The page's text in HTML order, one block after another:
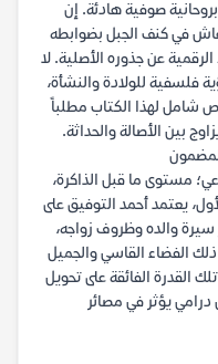
صوفية هادئة. إن
في كنف الجبل بضوابطه
عن جذوره الأصلية. لا
فلسفية للولادة والنشأة،
شامل لهذا الكتاب مطلباً
بين الأصالة والحداثة.
مستوى ما قبل الذاكرة،
يعتمد أحمد التوفيق على
والده وظروف زواجه،
الفضاء القاسي والجميل
القدرة الفائقة على تحويل
يؤثر في مصائر